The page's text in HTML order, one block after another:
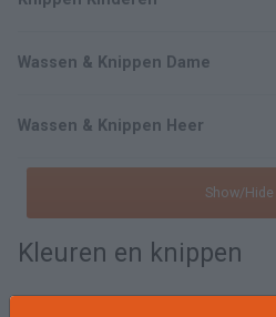
Wassen & Knippen Dame
Wassen & Knippen Heer
Show/Hide
Kleuren en knippen